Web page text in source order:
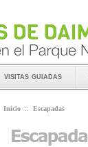
visitas guiadas
Inicio :: Escapadas